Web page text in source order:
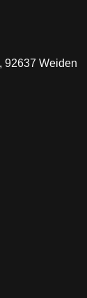
92637 Weiden